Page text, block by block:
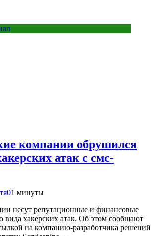
компании обрушился
атак с смс-
01 минуты
несут репутационные и финансовые
вида хакерских атак. Об этом сообщают
на компанию-разработчика решений